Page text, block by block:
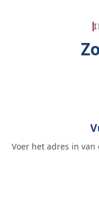
Voer het adres in